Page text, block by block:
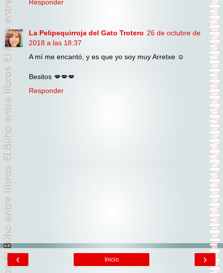
Responder
La Pelipequirroja del Gato Trotero 26 de octubre de
2018 a las 18:37
A mí me encantó, y es que yo soy muy Arretxe ☺️
Besitos 💋💋💋
Responder
‹ ›
Inicio